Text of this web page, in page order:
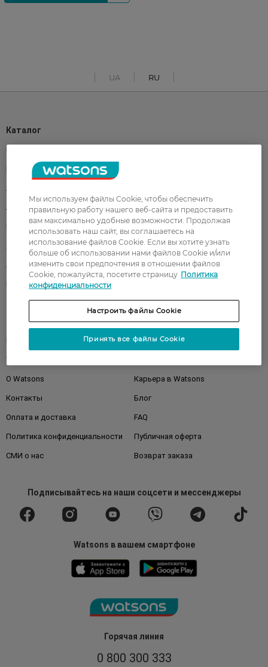
UA RU
Горячая линия
0 800 300 333
Каталог
Парфюмерия
Акции
Лицо Тело
Волосы
Аксессуары Дерматокосметика
Бренды
Клиентам
Магазины
Watsons Club
О Watsons Карьера в Watsons
Контакты Блог
Оплата и доставка FAQ
Политика конфиденциальности Публичная оферта
СМИ о нас Возврат заказа
Подписывайтесьна наши соцсети и мессенджеры
Watsons в вашем смартфоне
Мы используем файлы Cookie, чтобы обеспечить
правильную работу нашего веб-сайта и предоставить
вам максимально удобные возможности. Продолжая
использовать наш сайт, вы соглашаетесь на
использование файлов Cookie. Если вы хотите узнать
больше об использовании нами файлов Cookie и/или
изменить свои предпочтения в отношении файлов
Cookie, пожалуйста, посетите страницу Политика
конфиденциальности
Настроить файлы Cookie
Принять все файлы Cookie